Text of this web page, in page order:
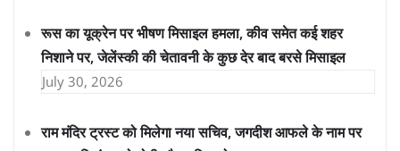
रूस का यूक्रेन पर भीषण मिसाइल हमला, कीव समेत कई शहर
निशाने पर, जेलेंस्की की चेतावनी के कुछ देर बाद बरसे मिसाइल
July 30, 2026
राम मंदिर ट्रस्ट को मिलेगा नया सचिव, जगदीश आफले के नाम पर